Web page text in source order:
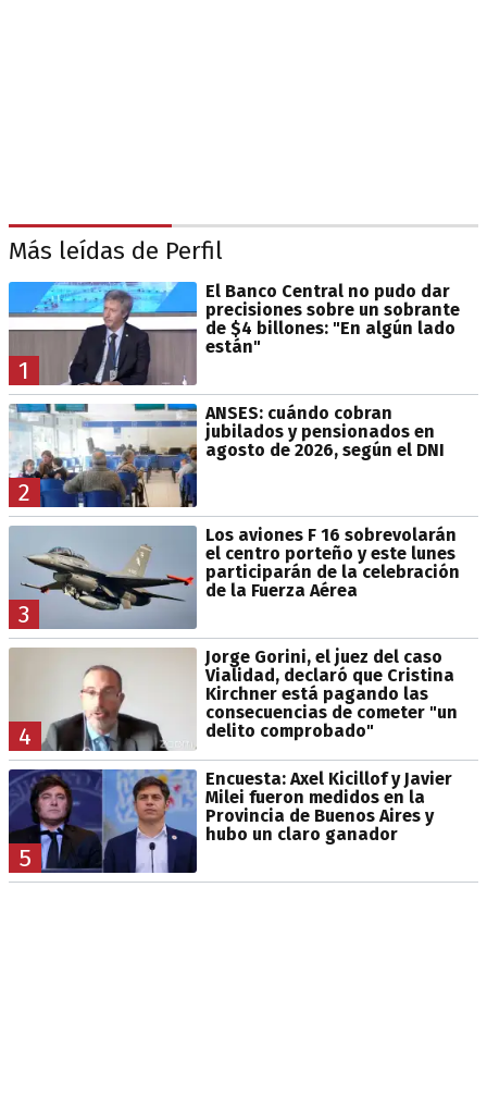
Más leídas de Perfil
1
El Banco Central no pudo dar
precisiones sobre un sobrante
de $4 billones: "En algún lado
están"
2
ANSES: cuándo cobran
jubilados y pensionados en
agosto de 2026, según el DNI
3
Los aviones F 16 sobrevolarán
el centro porteño y este lunes
participarán de la celebración
de la Fuerza Aérea
4
Jorge Gorini, el juez del caso
Vialidad, declaró que Cristina
Kirchner está pagando las
consecuencias de cometer "un
delito comprobado"
5
Encuesta: Axel Kicillof y Javier
Milei fueron medidos en la
Provincia de Buenos Aires y
hubo un claro ganador